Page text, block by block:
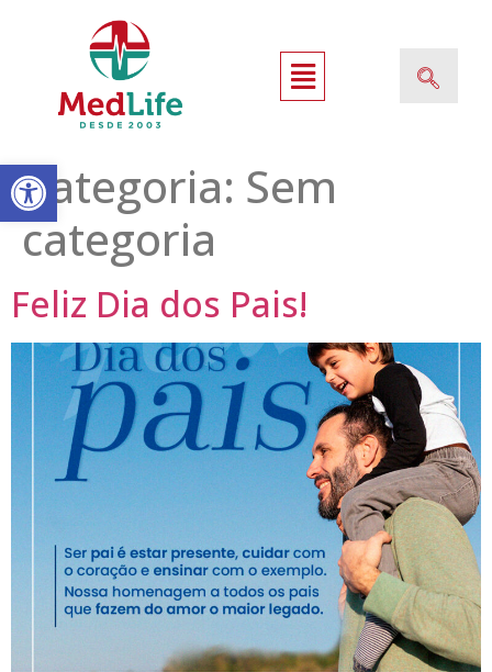
Categoria: Sem
categoria
Feliz Dia dos Pais!
Open toolbar